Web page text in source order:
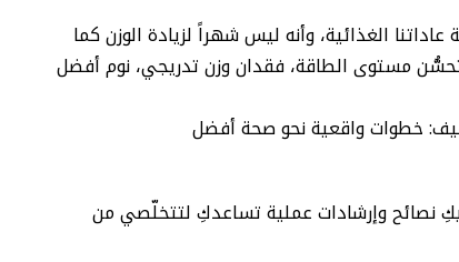
الغذائية، وأنه ليس شهراً لزيادة الوزن كما
مستوى الطاقة، فقدان وزن تدريجي، نوم أفضل
خطوات واقعية نحو صحة أفضل
نصائح وإرشادات عملية تساعدكِ لتتخلّصي من